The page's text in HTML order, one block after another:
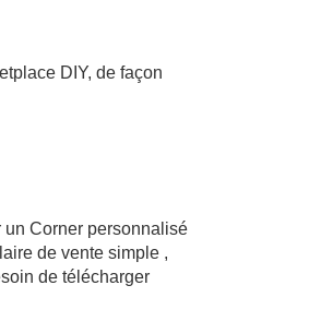
DIY, de façon
Corner personnalisé
de vente simple ,
de télécharger